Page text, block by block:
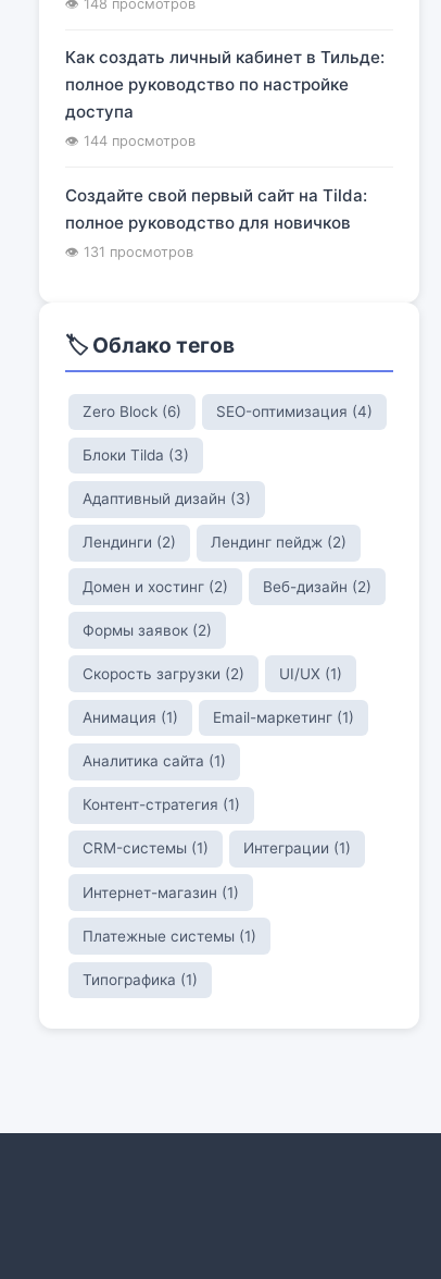
👁 148 просмотров
Как создать личный кабинет в Тильде:
полное руководство по настройке
доступа
👁 144 просмотров
Создайте свой первый сайт на Tilda:
полное руководство для новичков
👁 131 просмотров
🏷️ Облако тегов
Zero Block (6) SEO-оптимизация (4)
Блоки Tilda (3)
Адаптивный дизайн (3)
Лендинги (2) Лендинг пейдж (2)
Домен и хостинг (2) Веб-дизайн (2)
Формы заявок (2)
Скорость загрузки (2) UI/UX (1)
Анимация (1) Email-маркетинг (1)
Аналитика сайта (1)
Контент-стратегия (1)
CRM-системы (1) Интеграции (1)
Интернет-магазин (1)
Платежные системы (1)
Типографика (1)